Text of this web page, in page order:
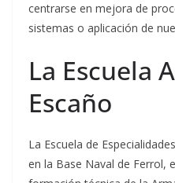
centrarse en mejora de
sistemas o aplicación de
La Escuela
Escaño
La Escuela de
en la Base Naval de Ferrol,